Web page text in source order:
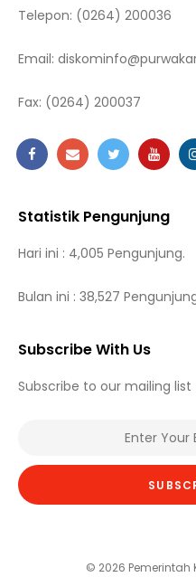
Telepon: (0264) 200036
Email:
Fax: (0264) 200037
Statistik Pengunjung
Hari ini : 4,005 Pengunjung.
Bulan ini : 38,527
Subscribe With Us
Subscribe to our mailing
© 2026 Pemerintah